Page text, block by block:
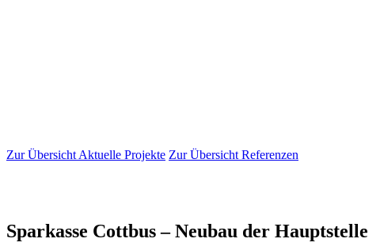
Zur Übersicht Aktuelle Projekte Zur Übersicht Referenzen
Sparkasse Cottbus – Neubau der Hauptstelle